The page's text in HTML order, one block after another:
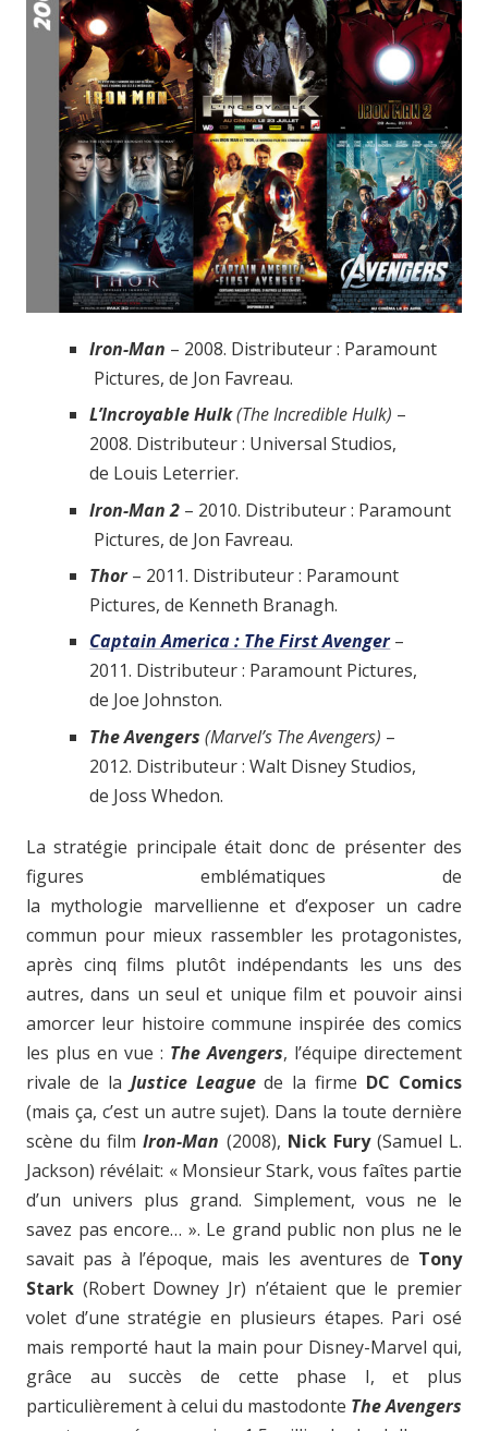
Iron-Man – 2008. Distributeur : Paramount
Pictures, de Jon Favreau.
L’Incroyable Hulk(The Incredible Hulk) –
2008. Distributeur : Universal Studios,
de Louis Leterrier.
Iron-Man 2 – 2010. Distributeur : Paramount
Pictures, de Jon Favreau.
Thor– 2011. Distributeur : Paramount
Pictures, de Kenneth Branagh.
Captain America : The First Avenger–
2011. Distributeur : Paramount Pictures,
de Joe Johnston.
The Avengers (Marvel’s The Avengers) –
2012. Distributeur : Walt Disney Studios,
de Joss Whedon.
La stratégie principale était donc de présenter des
figures emblématiques de
la mythologie marvellienne et d’exposer un cadre
commun pour mieux rassembler les protagonistes,
après cinq films plutôt indépendants les uns des
autres, dans un seul et unique film et pouvoir ainsi
amorcer leur histoire commune inspirée des comics
les plus en vue : The Avengers, l’équipe directement
rivale de la Justice Leaguede la firme DC Comics
(mais ça, c’est un autre sujet). Dans la toute dernière
scène du filmIron-Man (2008), Nick Fury(Samuel L.
Jackson) révélait: « Monsieur Stark, vous faîtes partie
d’un univers plus grand. Simplement, vous ne le
savez pas encore… ». Le grand public non plus ne le
savait pas à l’époque, mais les aventures de Tony
Stark (Robert Downey Jr) n’étaient que le premier
volet d’une stratégie en plusieurs étapes. Pari osé
mais remporté haut la main pour Disney-Marvel qui,
grâce au succès de cette phase I, et plus
particulièrement à celui du mastodonte The Avengers